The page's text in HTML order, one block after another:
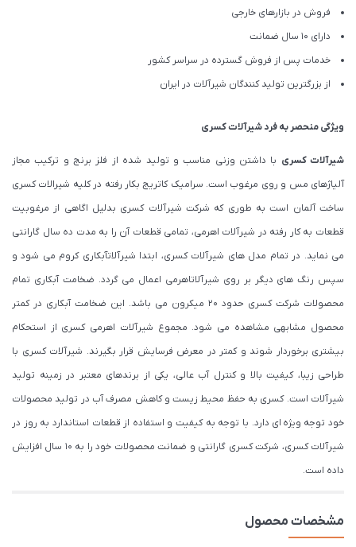
فروش در بازارهای خارجی
دارای 10 سال ضمانت
خدمات پس از فروش گسترده در سراسر کشور
از بزرگترین تولید کنندگان شیرآلات در ایران
ویژگی منحصر به فرد شیرآلات کسری
شیرآلات کسری با داشتن وزنی مناسب و تولید شده از فلز برنج و ترکیب مجاز
آلیاژهای مس و روی مرغوب است. سرامیک کاتریج بکار رفته در کلیه شیرالات کسری
ساخت آلمان است به طوری که شرکت شیرآلات کسری بدلیل اگاهی از مرغوبیت
قطعات به کار رفته در شیرآلات اهرمی، تمامی قطعات آن را به مدت ده سال گارانتی
می نماید. در تمام مدل های شیرآلات کسری، ابتدا شیرآلاتآبکاری کروم می شود و
سپس رنگ های دیگر بر روی شیرآلاتاهرمی اعمال می گردد. ضخامت آبکاری تمام
محصولات شرکت کسری حدود ۲۰ میکرون می باشد. این ضخامت آبکاری در کمتر
محصول مشابهی مشاهده می شود. مجموع شیرآلات اهرمی کسری از استحکام
بیشتری برخوردار شوند و کمتر در معرض فرسایش قرار بگیرند. شیرآلات کسری با
طراحی زیبا، کیفیت بالا و کنترل آب عالی، یکی از برندهای معتبر در زمینه تولید
شیرآلات است. کسری به حفظ محیط زیست و کاهش مصرف آب در تولید محصولات
خود توجه ویژه ای دارد. با توجه به کیفیت و استفاده از قطعات استاندارد به روز در
شیرآلات کسری، شرکت کسری گارانتی و ضمانت محصولات خود را به 10 سال افزایش
داده است.
مشخصات محصول